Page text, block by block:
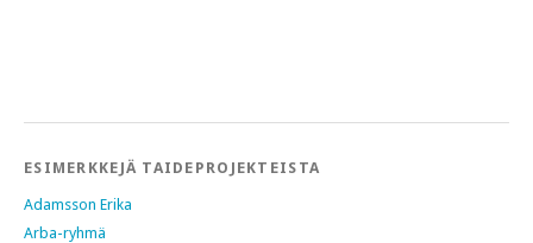
ESIMERKKEJÄ TAIDEPROJEKTEISTA
Adamsson Erika
Arba-ryhmä